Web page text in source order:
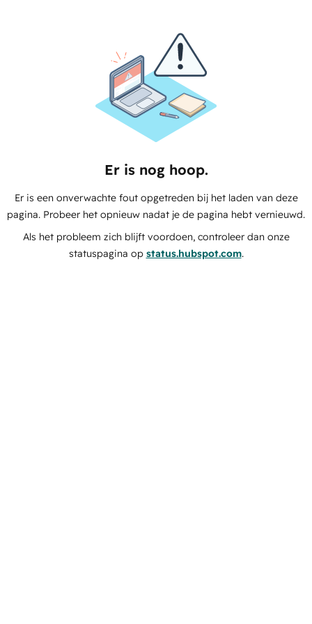
Er is nog hoop.
Er is een onverwachte fout opgetreden bij het laden van deze
pagina. Probeer het opnieuw nadat je de pagina hebt vernieuwd.
Als het probleem zich blijft voordoen, controleer dan onze
statuspagina op status.hubspot.com.